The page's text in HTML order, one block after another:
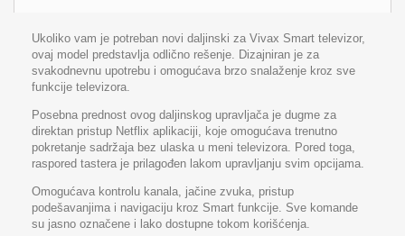
Ukoliko vam je potreban novi daljinski za Vivax Smart televizor,
ovaj model predstavlja odlično rešenje. Dizajniran je za
svakodnevnu upotrebu i omogućava brzo snalaženje kroz sve
funkcije televizora.
Posebna prednost ovog daljinskog upravljača je dugme za
direktan pristup Netflix aplikaciji, koje omogućava trenutno
pokretanje sadržaja bez ulaska u meni televizora. Pored toga,
raspored tastera je prilagođen lakom upravljanju svim opcijama.
Omogućava kontrolu kanala, jačine zvuka, pristup
podešavanjima i navigaciju kroz Smart funkcije. Sve komande
su jasno označene i lako dostupne tokom korišćenja.